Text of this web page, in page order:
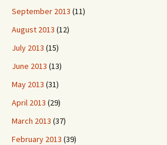
September 2013 (11)
August 2013 (12)
July 2013 (15)
June 2013 (13)
May 2013 (31)
April 2013 (29)
March 2013 (37)
February 2013 (39)